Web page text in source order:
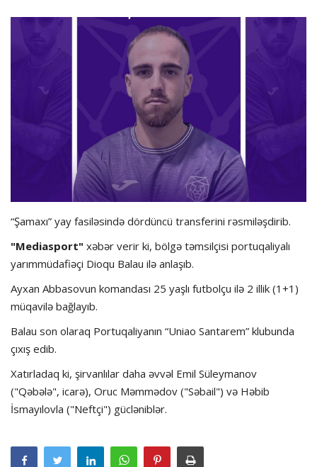
İdman növləri
“Şamaxı” yay fasiləsində dördüncü transferini rəsmiləşdirib.
"Mediasport" xəbər verir ki, bölgə təmsilçisi portuqaliyalı
yarımmüdafiəçi Dioqu Balau ilə anlaşıb.
Ayxan Abbasovun komandası 25 yaşlı futbolçu ilə 2 illik (1+1)
müqavilə bağlayıb.
Balau son olaraq Portuqaliyanın “Uniao Santarem” klubunda
çıxış edib.
Xatırladaq ki, şirvanlılar daha əvvəl Emil Süleymanov
("Qəbələ", icarə), Oruc Məmmədov ("Səbail") və Həbib
İsmayılovla ("Neftçi") gücləniblər.